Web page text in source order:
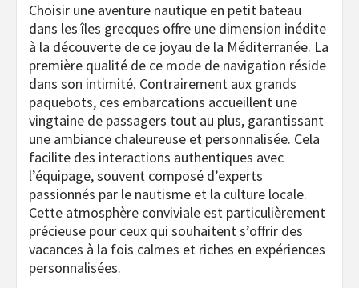
Choisir une aventure nautique en petit bateau
dans les îles grecques offre une dimension inédite
à la découverte de ce joyau de la Méditerranée. La
première qualité de ce mode de navigation réside
dans son intimité. Contrairement aux grands
paquebots, ces embarcations accueillent une
vingtaine de passagers tout au plus, garantissant
une ambiance chaleureuse et personnalisée. Cela
facilite des interactions authentiques avec
l’équipage, souvent composé d’experts
passionnés par le nautisme et la culture locale.
Cette atmosphère conviviale est particulièrement
précieuse pour ceux qui souhaitent s’offrir des
vacances à la fois calmes et riches en expériences
personnalisées.